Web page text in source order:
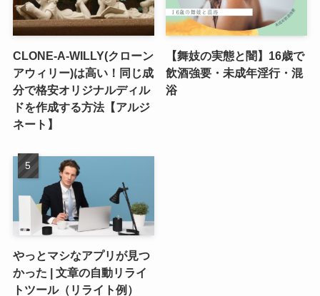
CLONE-A-WILLY(クローン
アウィリー)は高い！同じ成
分で格安オリジナルディル
ドを作成する方法【アルジ
ネート】
【舞妓の実態と闇】16歳で
飲酒強要・未成年淫行・混
浴
やっとマシなアプリが見つ
かった | 文章の自動リライ
トツール（リライト例）